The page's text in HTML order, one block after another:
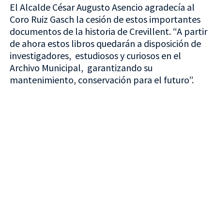
El Alcalde César Augusto Asencio agradecía al
Coro Ruiz Gasch la cesión de estos importantes
documentos de la historia de Crevillent. “A partir
de ahora estos libros quedarán a disposición de
investigadores, estudiosos y curiosos en el
Archivo Municipal, garantizando su
mantenimiento, conservación para el futuro”.